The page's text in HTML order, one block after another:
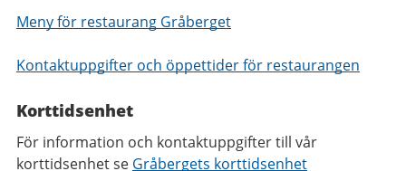
Meny för restaurang Gråberget
Kontaktuppgifter och öppettider för restaurangen
Korttidsenhet
För information och kontaktuppgifter till vår
korttidsenhet se Gråbergets korttidsenhet